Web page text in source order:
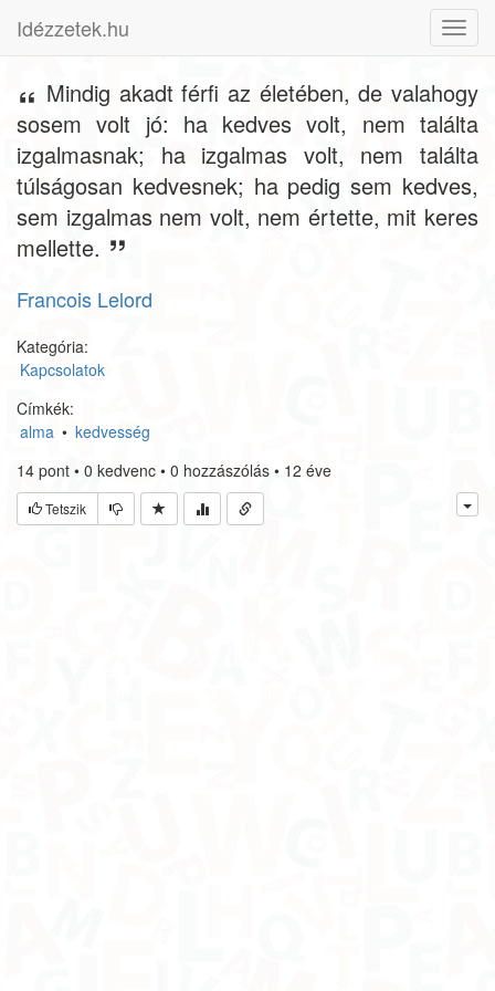
Idézzetek.hu
Mindig akadt férfi az életében, de valahogy
sosem volt jó: ha kedves volt, nem találta
izgalmasnak; ha izgalmas volt, nem találta
túlságosan kedvesnek; ha pedig sem kedves,
sem izgalmas nem volt, nem értette, mit keres
mellette.
Francois Lelord
Kategória:
Kapcsolatok
Címkék:
alma • kedvesség
14 pont • 0 kedvenc • 0 hozzászólás • 12 éve
Tetszik